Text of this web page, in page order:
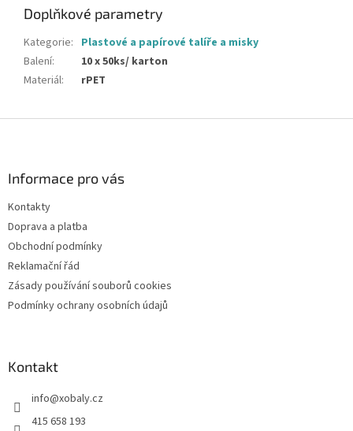
Doplňkové parametry
Kategorie: Plastové a papírové talíře a misky
Balení:
10 x 50ks/ karton
Materiál: rPET
Informace pro vás
Kontakty
Doprava a platba
Obchodní podmínky
Reklamační řád
Zásady používání souborů cookies
Podmínky ochrany osobních údajů
Kontakt
info@xobaly.cz
415 658 193